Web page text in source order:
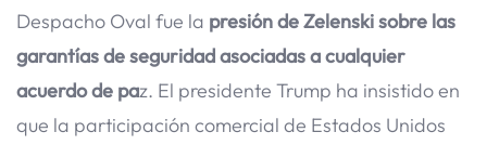
Despacho Oval fue la presión de Zelenski sobre las
garantías de seguridad asociadas a cualquier
acuerdo de paz. El presidente Trump ha insistido en
que la participación comercial de Estados Unidos